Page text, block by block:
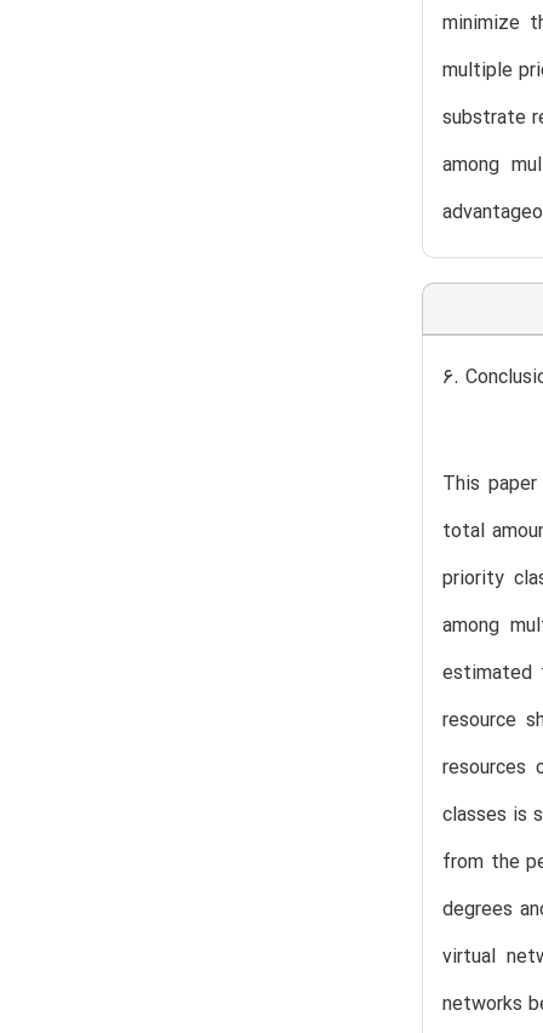
minimize
multiple
substrate
among
6.
This
total
priority
among
estimated
resource
resources
classes is
from the
degrees
virtual
networks